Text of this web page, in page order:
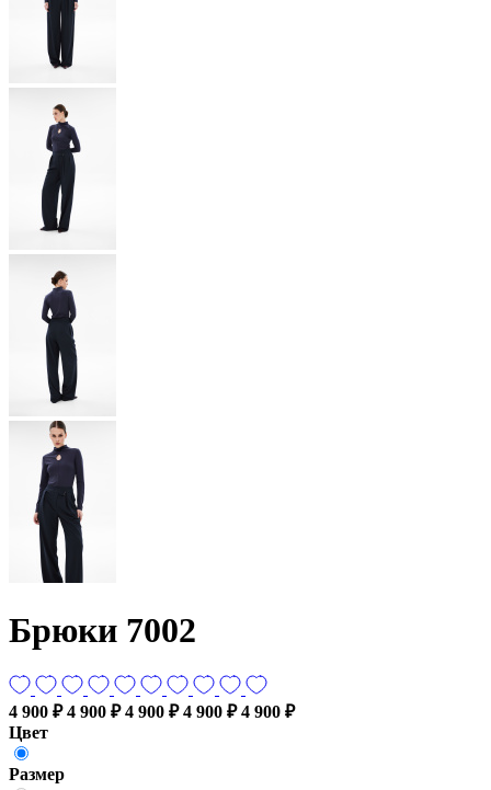
Брюки 7002
4 900 ₽ 4 900 ₽ 4 900 ₽ 4 900 ₽ 4 900 ₽
Цвет
Размер